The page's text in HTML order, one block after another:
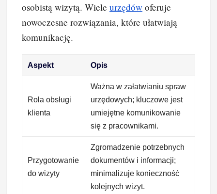
osobistą wizytą. Wiele urzędów oferuje
nowoczesne rozwiązania, które ułatwiają
komunikację.
Aspekt Opis
Rola obsługi
klienta
Ważna w załatwianiu spraw
urzędowych; kluczowe jest
umiejętne komunikowanie
się z pracownikami.
Przygotowanie
do wizyty
Zgromadzenie potrzebnych
dokumentów i informacji;
minimalizuje konieczność
kolejnych wizyt.